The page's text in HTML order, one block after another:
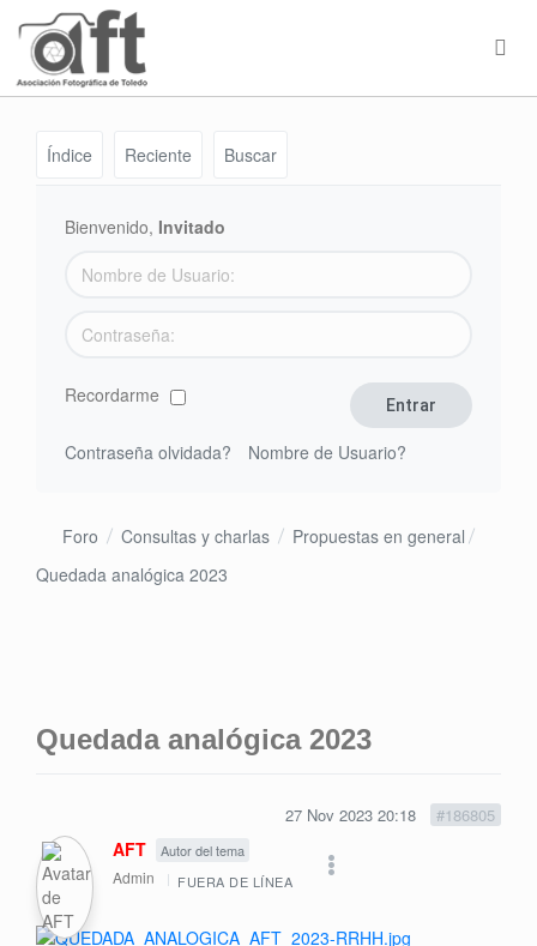
Índice Reciente Buscar
Bienvenido, Invitado
Recordarme
Contraseña olvidada? Nombre de Usuario?
Foro Consultas y charlas
Propuestas en general
Quedada analógica 2023
Quedada analógica 2023
27 Nov 2023 20:18 #186805
AFT Autor del tema
Admin FUERA DE LÍNEA